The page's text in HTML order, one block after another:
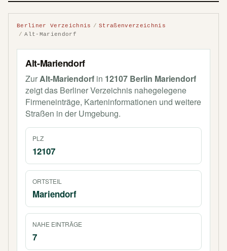
Berliner Verzeichnis
Straßenverzeichnis
Alt-Mariendorf
Alt-Mariendorf
ZurAlt-Mariendorf in 12107 Berlin Mariendorf
zeigt das Berliner Verzeichnis nahegelegene
Firmeneinträge, Karteninformationen und weitere
Straßen in der Umgebung.
PLZ
12107
ORTSTEIL
Mariendorf
NAHE EINTRÄGE
7